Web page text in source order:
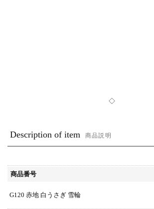
◇
Description of item 商品説明
商品番号
G120 赤地 白うさぎ 雪輪